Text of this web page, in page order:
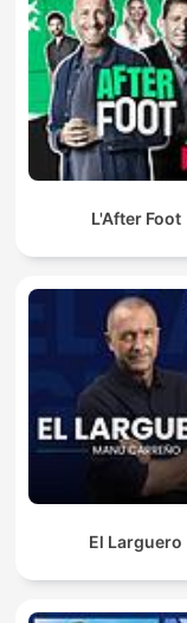
L'After Foot
El Larguero